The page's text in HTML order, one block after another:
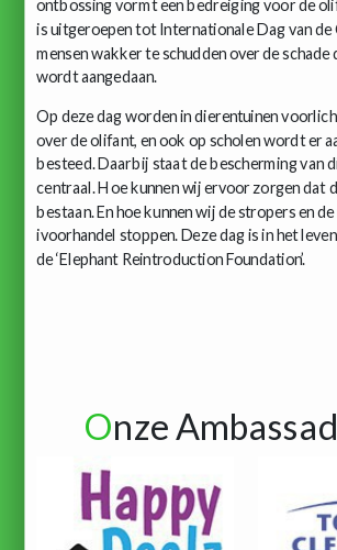
ontbossing vormt een bedreiging voor de
is uitgeroepen tot Internationale Dag van de
mensen wakker te schudden over de schade
wordt aangedaan.
Op deze dag worden in dierentuinen
over de olifant, en ook op scholen wordt er
besteed. Daarbij staat de bescherming van
centraal. Hoe kunnen wij ervoor zorgen dat
bestaan. En hoe kunnen wij de stropers en
ivoorhandel stoppen. Deze dag is in het
de ‘Elephant Reintroduction Foundation’.
Onze